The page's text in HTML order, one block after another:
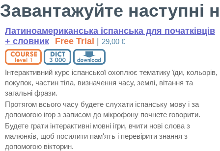
Завантажуйте наступні
Латиноамериканська іспанська для початківців
+ словник
Free Trial 29,00 €
Інтерактивний курс іспанської охоплює тематику їди, кольорів,
покупок, частин тіла, визначення часу, землі, вітання та
загальні фрази.
Протягом всього часу будете слухати іспанську мову і за
допомогою ігор з записом до мікрофону почнете говорити.
Будете грати інтерактивні мовні ігри, вчити нові слова з
малюнків, щоб посилити пам'ять і перевірити знання з
допомогою вікторин.